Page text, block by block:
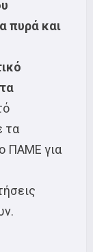
πυρά και
τα
ΠΑΜΕ για